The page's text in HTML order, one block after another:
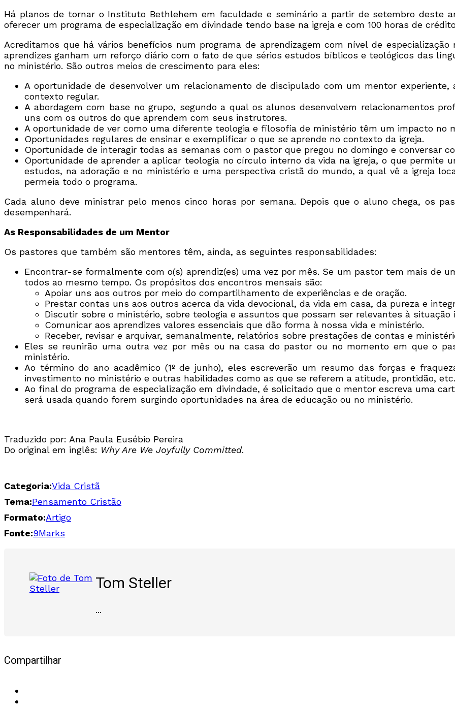
Há planos de tornar o Instituto Bethlehem em faculdade e seminário a partir de setembro deste
oferecer um programa de especialização em divindade tendo base na igreja e com 100 horas de
Acreditamos que há vários benefícios num programa de aprendizagem com nível de
aprendizes ganham um reforço diário com o fato de que sérios estudos bíblicos e teológicos das
no ministério. São outros meios de crescimento para eles:
A oportunidade de desenvolver um relacionamento de discipulado com um mentor
contexto regular.
A abordagem com base no grupo, segundo a qual os alunos desenvolvem relacionamentos
uns com os outros do que aprendem com seus instrutores.
A oportunidade de ver como uma diferente teologia e filosofia de ministério têm um impacto no
Oportunidades regulares de ensinar e exemplificar o que se aprende no contexto da igreja.
Oportunidade de interagir todas as semanas com o pastor que pregou no domingo e conversar
Oportunidade de aprender a aplicar teologia no círculo interno da vida na igreja, o que permite
estudos, na adoração e no ministério e uma perspectiva cristã do mundo, a qual vê a igreja
permeia todo o programa.
Cada aluno deve ministrar pelo menos cinco horas por semana. Depois que o aluno chega, os
desempenhará.
As Responsabilidades de um Mentor
Os pastores que também são mentores têm, ainda, as seguintes responsabilidades:
Encontrar-se formalmente com o(s) aprendiz(es) uma vez por mês. Se um pastor tem mais de
todos ao mesmo tempo. Os propósitos dos encontros mensais são:
Apoiar uns aos outros por meio do compartilhamento de experiências e de oração.
Prestar contas uns aos outros acerca da vida devocional, da vida em casa, da pureza e
Discutir sobre o ministério, sobre teologia e assuntos que possam ser relevantes à situação
Comunicar aos aprendizes valores essenciais que dão forma à nossa vida e ministério.
Receber, revisar e arquivar, semanalmente, relatórios sobre prestações de contas e
Eles se reunirão uma outra vez por mês ou na casa do pastor ou no momento em que o
ministério.
Ao término do ano acadêmico (1º de junho), eles escreverão um resumo das forças e
investimento no ministério e outras habilidades como as que se referem a atitude, prontidão, etc.
Ao final do programa de especialização em divindade, é solicitado que o mentor escreva uma
será usada quando forem surgindo oportunidades na área de educação ou no ministério.
Traduzido por: Ana Paula Eusébio Pereira
Do original em inglês: Why Are We Joyfully Committed.
Categoria:Vida Cristã
Tema:Pensamento Cristão
Formato:Artigo
Fonte:9Marks
Tom Steller
...
Compartilhar